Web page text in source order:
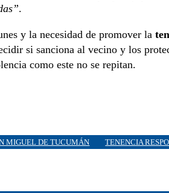
.
y la necesidad de promover la
si sanciona al vecino y los
como este no se repitan.
MIGUEL DE TUCUMÁN
TENENCIA